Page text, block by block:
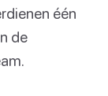
één
de